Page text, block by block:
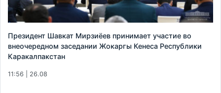
Президент Шавкат Мирзиёев принимает участие во
внеочередном заседании Жокаргы Кенеса Республики
Каракалпакстан
11:56 | 26.08